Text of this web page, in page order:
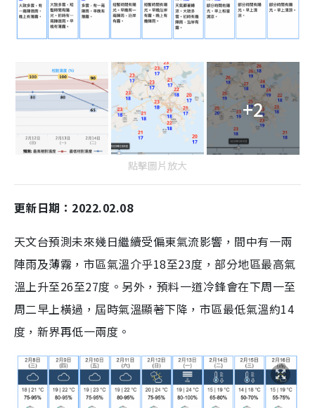
+2
點擊圖片放大
更新日期：2022.02.08
天文台預測未來幾日繼續受偏東氣流影響，間中有一兩
陣雨及薄霧，市區氣溫介乎18至23度，部分地區最高氣
溫上升至26至27度。另外，預料一道冷鋒會在下周一至
周二早上橫過，屆時氣溫顯著下降，市區最低氣溫約14
度，新界再低一兩度。